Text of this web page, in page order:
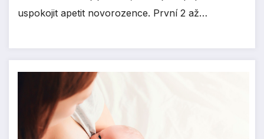
uspokojit apetit novorozence. První 2 až…